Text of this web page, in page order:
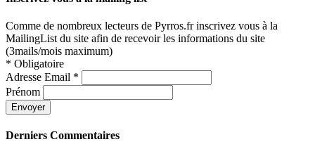
Comme de nombreux lecteurs de Pyrros.fr inscrivez vous à la
MailingList du site afin de recevoir les informations du site
(3mails/mois maximum)
* Obligatoire
Adresse Email *
Prénom
Derniers Commentaires